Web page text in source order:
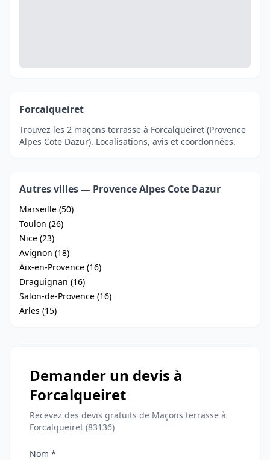
Forcalqueiret
Trouvez les 2 maçons terrasse à Forcalqueiret (Provence
Alpes Cote Dazur). Localisations, avis et coordonnées.
Autres villes — Provence Alpes Cote Dazur
Marseille (50)
Toulon (26)
Nice (23)
Avignon (18)
Aix-en-Provence (16)
Draguignan (16)
Salon-de-Provence (16)
Arles (15)
Demander un devis à
Forcalqueiret
Recevez des devis gratuits de Maçons terrasse à
Forcalqueiret (83136)
Nom *